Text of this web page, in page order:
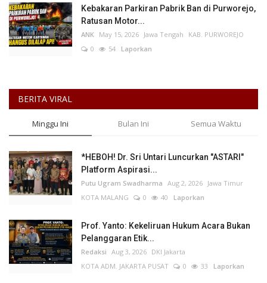
Kebakaran Parkiran Pabrik Ban di Purworejo,
Ratusan Motor...
ANK May 15, 2026 Jawa Tengah
KAB. PURWOREJO
0
54 Laporkan
BERITA VIRAL
Minggu Ini Bulan Ini Semua Waktu
*HEBOH! Dr. Sri Untari Luncurkan "ASTARI"
Platform Aspirasi...
Putu Ugram Swadharma Aug 2, 2026 Jawa Timur
KOTA MALANG
0 40 Laporkan
Prof. Yanto: Kekeliruan Hukum Acara Bukan
Pelanggaran Etik...
Redaksi Aug 3, 2026 DKI Jakarta
KOTA ADM. JAKARTA PUSAT
0 33 Laporkan